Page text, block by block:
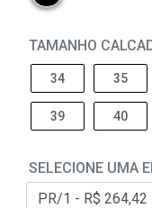
TAMANHO
34 35
39 40
SELECIONE UMA